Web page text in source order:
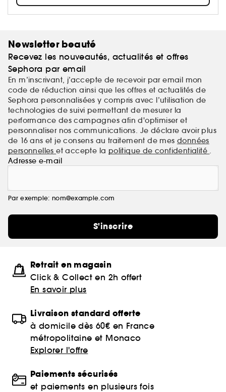
Newsletter beauté
Recevez les nouveautés, actualités et offres
Sephora par email
En m’inscrivant, j’accepte de recevoir par email mon
code de réduction ainsi que les offres et actualités de
Sephora personnalisées y compris avec l’utilisation de
technologies de suivi permettant de mesurer la
performance des campagnes afin d'optimiser et
personnaliser nos communications. Je déclare avoir plus
de 16 ans et je consens au traitement de mes données
personnelleset accepte la politique de confidentialité .
Adresse e-mail
Par exemple: nom@example.com
S'inscrire
Retrait en magasin
Click & Collect en 2h offert
En savoir plus
Livraison standard offerte
à domicile dès 60€ en France
métropolitaine et Monaco
Explorer l'offre
Paiements sécurisés
et paiements en plusieurs fois